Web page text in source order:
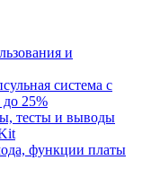
и
система с
до 25%
тесты и выводы
функции платы